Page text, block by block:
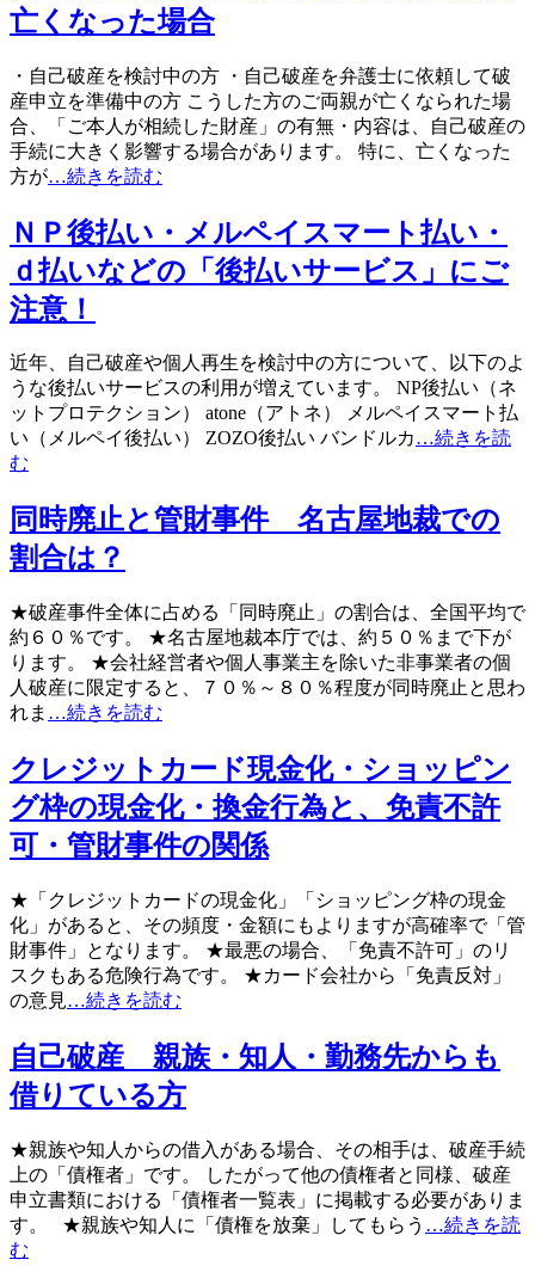
亡くなった場合
・自己破産を検討中の方 ・自己破産を弁護士に依頼して破
産申立を準備中の方 こうした方のご両親が亡くなられた場
合、「ご本人が相続した財産」の有無・内容は、自己破産の
手続に大きく影響する場合があります。 特に、亡くなった
方が…続きを読む
ＮＰ後払い・メルペイスマート払い・
ｄ払いなどの「後払いサービス」にご
注意！
近年、自己破産や個人再生を検討中の方について、以下のよ
うな後払いサービスの利用が増えています。 NP後払い（ネ
ットプロテクション） atone（アトネ） メルペイスマート払
い（メルペイ後払い） ZOZO後払い バンドルカ…続きを読
む
同時廃止と管財事件 名古屋地裁での
割合は？
★破産事件全体に占める「同時廃止」の割合は、全国平均で
約６０％です。 ★名古屋地裁本庁では、約５０％まで下が
ります。 ★会社経営者や個人事業主を除いた非事業者の個
人破産に限定すると、７０％～８０％程度が同時廃止と思わ
れま …続きを読む
クレジットカード現金化・ショッピン
グ枠の現金化・換金行為と、免責不許
可・管財事件の関係
★「クレジットカードの現金化」「ショッピング枠の現金
化」があると、その頻度・金額にもよりますが高確率で「管
財事件」となります。 ★最悪の場合、「免責不許可」のリ
スクもある危険行為です。 ★カード会社から「免責反対」
の意見…続きを読む
自己破産 親族・知人・勤務先からも
借りている方
★親族や知人からの借入がある場合、その相手は、破産手続
上の「債権者」です。 したがって他の債権者と同様、破産
申立書類における「債権者一覧表」に掲載する必要がありま
す。 ★親族や知人に「債権を放棄」してもらう …続きを読
む